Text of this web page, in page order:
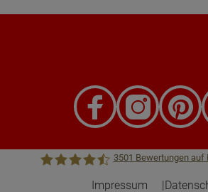
3501 Bewertungen auf
Impressum